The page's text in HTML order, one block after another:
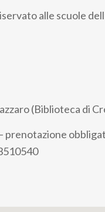
alle scuole
(Biblioteca di
prenotazione